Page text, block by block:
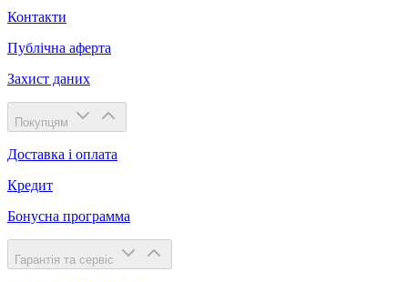
Контакти
Публічна аферта
Захист даних
Покупцям
Доставка і оплата
Кредит
Бонусна программа
Гарантія та сервіс